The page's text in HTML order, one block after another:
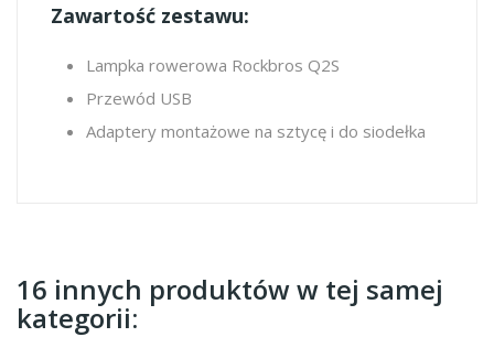
Zawartość zestawu:
Lampka rowerowa Rockbros Q2S
Przewód USB
Adaptery montażowe na sztycę i do siodełka
16 innych produktów w tej samej
kategorii: